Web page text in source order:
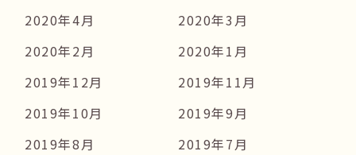
2020年4月
2020年3月
2020年2月
2020年1月
2019年12月
2019年11月
2019年10月
2019年9月
2019年8月
2019年7月